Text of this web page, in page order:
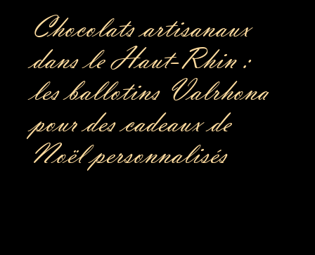
Chocolats artisanaux
dans le Haut-Rhin :
les ballotins Valrhona
pour des cadeaux de
Noël personnalisés